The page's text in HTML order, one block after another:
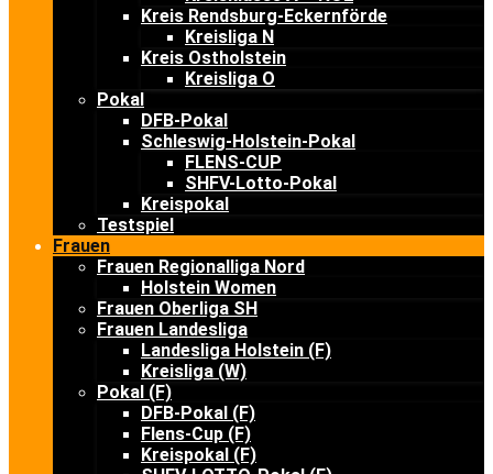
Kreis Rendsburg-Eckernförde
Kreisliga N
Kreis Ostholstein
Kreisliga O
Pokal
DFB-Pokal
Schleswig-Holstein-Pokal
FLENS-CUP
SHFV-Lotto-Pokal
Kreispokal
Testspiel
Frauen
Frauen Regionalliga Nord
Holstein Women
Frauen Oberliga SH
Frauen Landesliga
Landesliga Holstein (F)
Kreisliga (W)
Pokal (F)
DFB-Pokal (F)
Flens-Cup (F)
Kreispokal (F)